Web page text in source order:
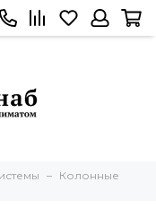
Колонные